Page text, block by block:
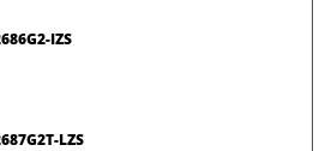
IZS
LZS